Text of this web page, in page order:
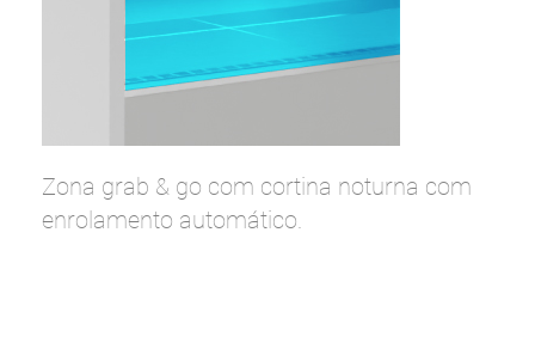
Zona grab & go com cortina noturna com
enrolamento automático.